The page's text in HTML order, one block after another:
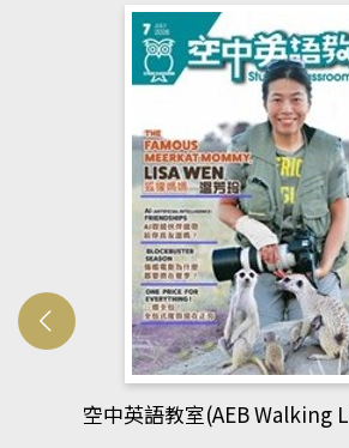
網管人(kono平台)